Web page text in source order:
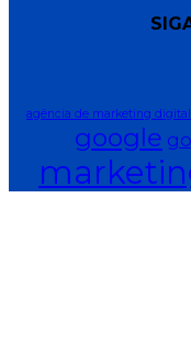
agência de marketing digital
google